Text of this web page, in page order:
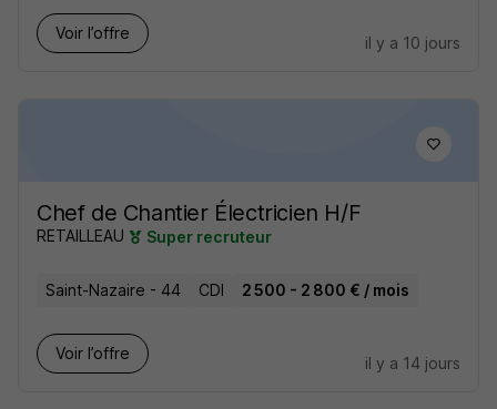
Voir l’offre
il y a 10 jours
Chef de Chantier Électricien H/F
RETAILLEAU Super recruteur
Saint-Nazaire - 44 CDI 2 500 - 2 800 € / mois
Voir l’offre
il y a 14 jours